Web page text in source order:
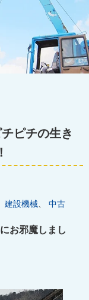
ピチの生き
建設機械 中古
お邪魔しまし